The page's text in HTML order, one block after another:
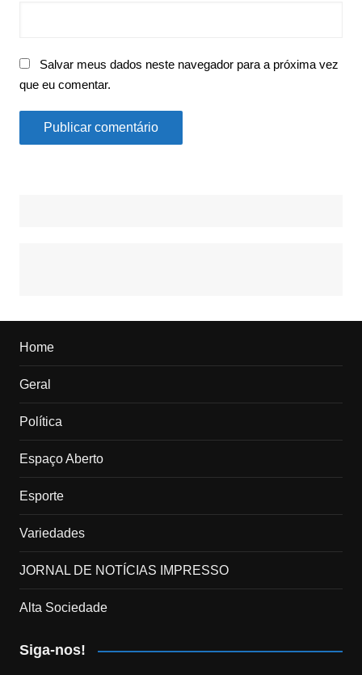
Salvar meus dados neste navegador para a próxima vez
que eu comentar.
Home
Geral
Política
Espaço Aberto
Esporte
Variedades
JORNAL DE NOTÍCIAS IMPRESSO
Alta Sociedade
Siga-nos!